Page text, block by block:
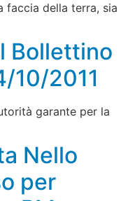
faccia della terra, sia
Bollettino
10/2011
garante per la
Nello
per